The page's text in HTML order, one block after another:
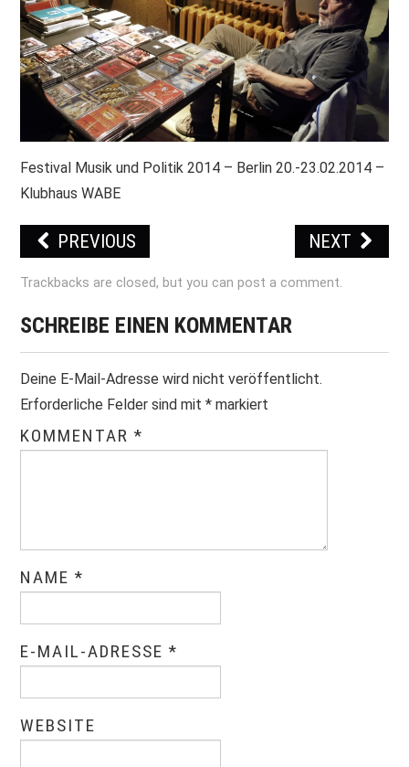
Festival Musik und Politik 2014 – Berlin 20.-23.02.2014 –
Klubhaus WABE
PREVIOUS NEXT
Trackbacks are closed, but you canpost a comment.
SCHREIBE EINEN KOMMENTAR
Deine E-Mail-Adresse wird nicht veröffentlicht.
Erforderliche Felder sind mit* markiert
KOMMENTAR*
NAME*
E-MAIL-ADRESSE*
WEBSITE